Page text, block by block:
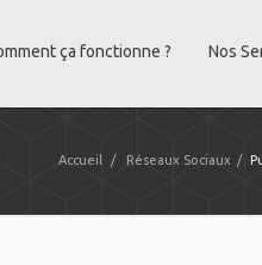
ça fonctionne ? Nos
Accueil / Réseaux Sociaux /